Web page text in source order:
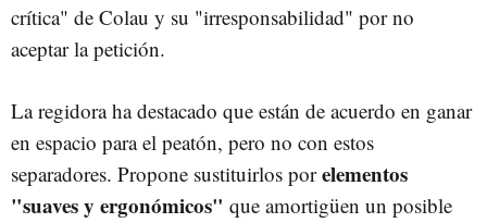
crítica" de Colau y su "irresponsabilidad" por no
aceptar la petición.
La regidora ha destacado que están de acuerdo en ganar
en espacio para el peatón, pero no con estos
separadores. Propone sustituirlos porelementos
"suaves y ergonómicos" que amortigüen un posible